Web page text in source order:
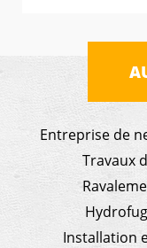
Entreprise de
Travaux
Installation